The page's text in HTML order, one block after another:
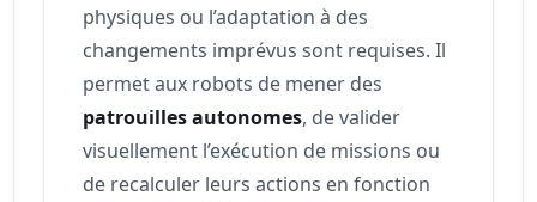
physiques ou l’adaptation à des
changements imprévus sont requises. Il
permet aux robots de mener des
patrouilles autonomes, de valider
visuellement l’exécution de missions ou
de recalculer leurs actions en fonction